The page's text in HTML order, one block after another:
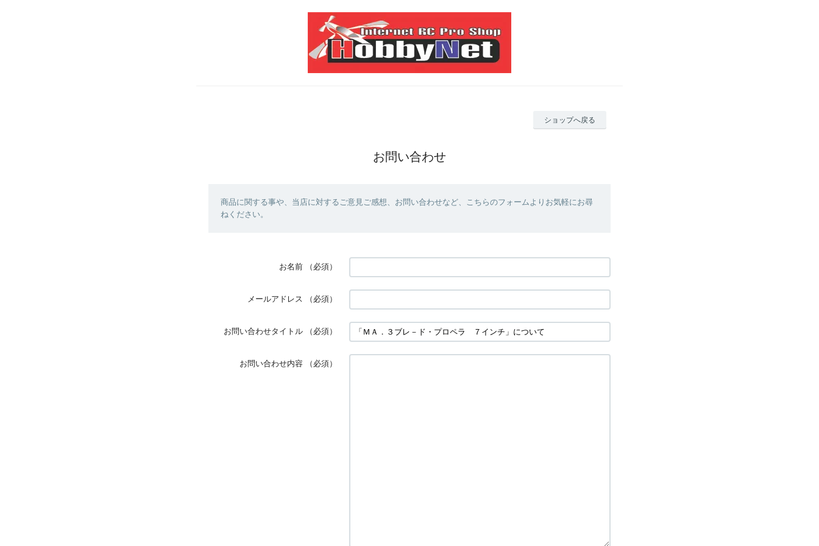
ショップへ戻る
お問い合わせ
商品に関する事や、当店に対するご意見ご感想、お問い合わせなど、こちらのフォームよりお気軽にお尋
ねください。
お名前 （必須）
メールアドレス （必須）
お問い合わせタイトル （必須）
お問い合わせ内容 （必須）